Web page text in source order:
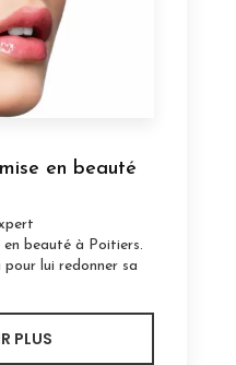
en beauté
en beauté à Poitiers.
lui redonner sa
PLUS